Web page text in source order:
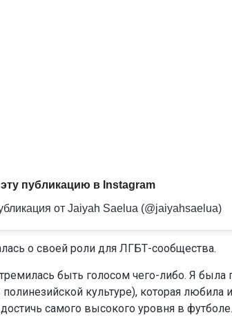
публикацию в Instagram
от Jaiyah Saelua (@jaiyahsaelua)
о своей роли для ЛГБТ-сообщества.
быть голосом чего-либо. Я
полинезийской культуре), которая
самого высокого уровня в футболе.